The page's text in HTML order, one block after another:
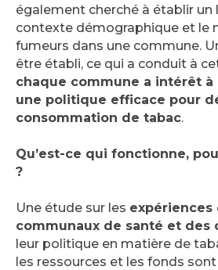
également cherché à établir un
contexte démographique et le
fumeurs dans une commune.
être établi, ce qui a conduit à
chaque commune a intérêt
une politique efficace pour
consommation de tabac.
Qu’est-ce qui fonctionne,
?
Une étude sur les expériences
communaux de santé et des
leur politique en matière de
les ressources et les fonds